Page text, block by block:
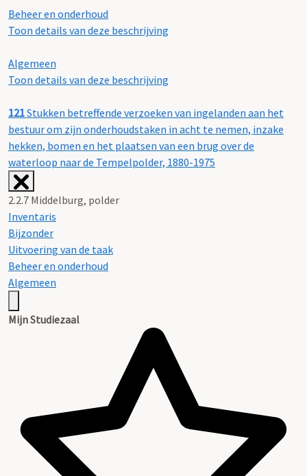
Beheer en onderhoud
Toon details van deze beschrijving
Algemeen
Toon details van deze beschrijving
121Stukken betreffende verzoeken van ingelanden aan het
bestuur om zijn onderhoudstaken in acht te nemen, inzake
hekken, bomen en het plaatsen van een brug over de
waterloop naar de Tempelpolder, 1880-1975
2.2.7 Middelburg, polder
Inventaris
Bijzonder
Uitvoering van de taak
Beheer en onderhoud
Algemeen
Mijn Studiezaal